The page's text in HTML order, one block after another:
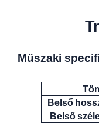
Műszaki
Belső
Belső